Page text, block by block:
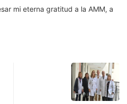
mi eterna gratitud a la AMM, a